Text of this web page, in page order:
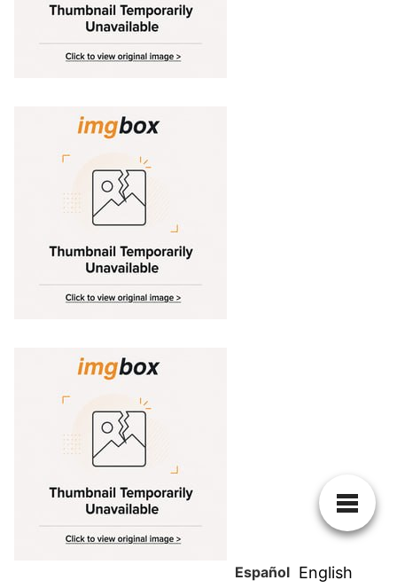
Español English